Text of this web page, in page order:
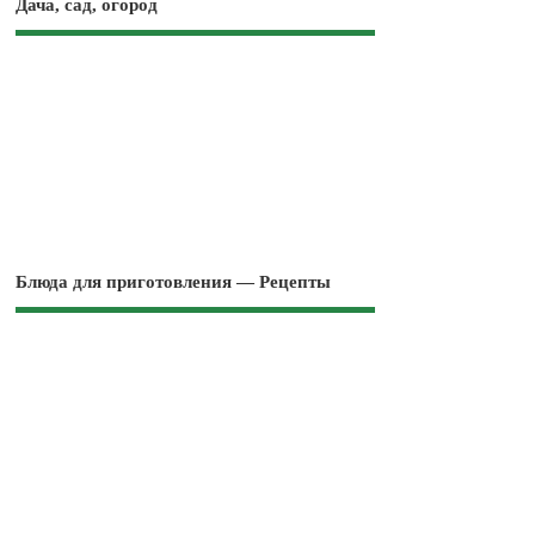
Дача, сад, огород
Блюда для приготовления — Рецепты